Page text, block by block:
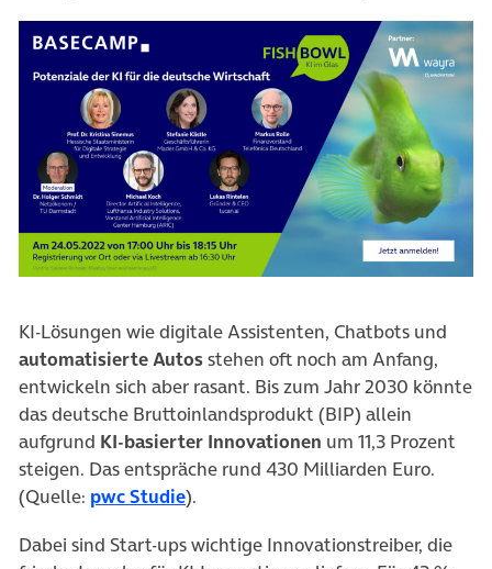
KI-Lösungen wie digitale Assistenten, Chatbots und
automatisierte Autosstehen oft noch am Anfang,
entwickeln sich aber rasant. Bis zum Jahr 2030 könnte
das deutsche Bruttoinlandsprodukt (BIP) allein
aufgrund KI-basierter Innovationen um 11,3 Prozent
steigen. Das entspräche rund 430 Milliarden Euro.
(Quelle: pwc Studie).
Dabei sind Start-ups wichtige Innovationstreiber, die